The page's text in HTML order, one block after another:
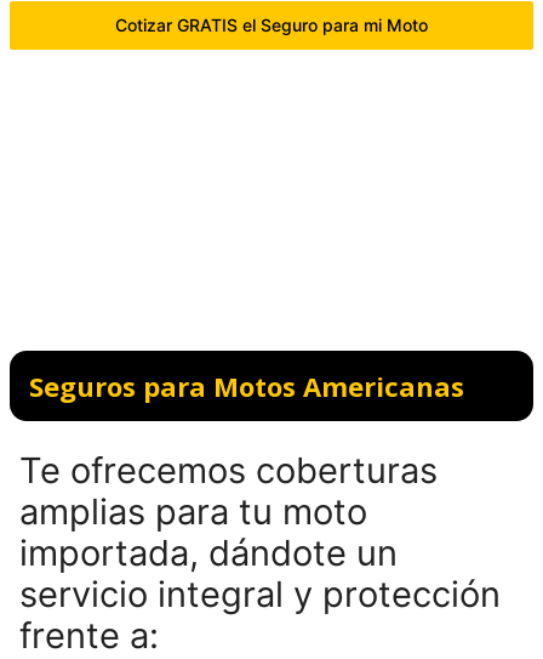
Cotizar GRATIS el Seguro para mi Moto
Seguros para Motos Americanas
Te ofrecemos coberturas
amplias para tu moto
importada, dándote un
servicio integral y protección
frente a: